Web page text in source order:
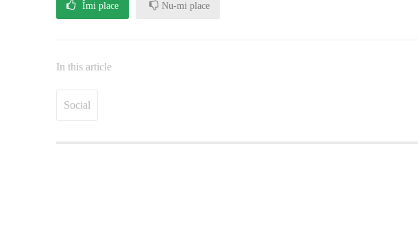
Îmi place Nu-mi place
In this article
Social